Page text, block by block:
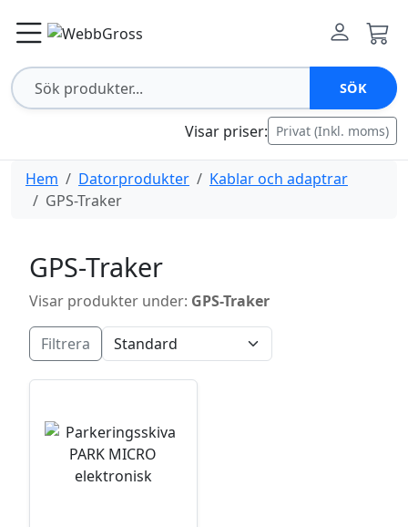
SÖK
Visar priser: Privat (Inkl. moms)
Hem Datorprodukter
Kablar och adaptrar
GPS-Traker
GPS-Traker
Visar produkter under: GPS-Traker
Filtrera